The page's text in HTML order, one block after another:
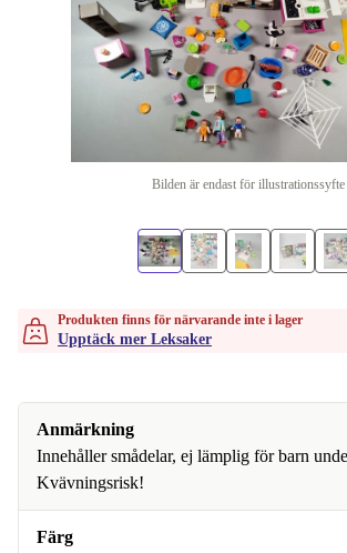
Bilden är endast för illustrationssyfte
Produkten finns för närvarande inte i lager
Upptäck mer Leksaker
Anmärkning
Innehåller smådelar, ej lämplig för barn
Kvävningsrisk!
Färg